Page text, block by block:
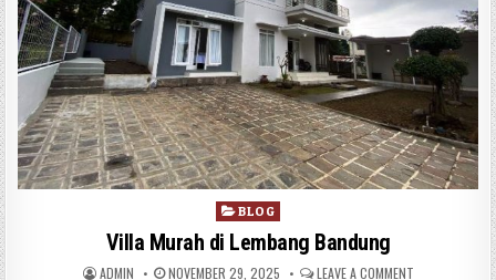
Posted in
BLOG
Villa Murah di Lembang Bandung
AUTHOR:
ADMIN PUBLISHED DATE:
NOVEMBER 29, 2025 LEAVE A COMMENTON VILLA